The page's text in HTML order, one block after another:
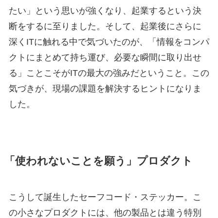
たい」という思いが強くなり、起業するという決
断をするに至りました。そして、起業後にさらに
深くITに触れる中で気づいたのが、「情報をコンパ
クトにまとめて持ち運び、必要な瞬間に取り出せ
る」ことこそがITの最大の強みだということ。この
気づきが、現場の課題を解決するヒントになりま
した。
「使われないことを願う」プロダクト
こうして誕生したセーフコード・ステッカー。こ
の小さなプロダクトには、他の製品とは違う特別